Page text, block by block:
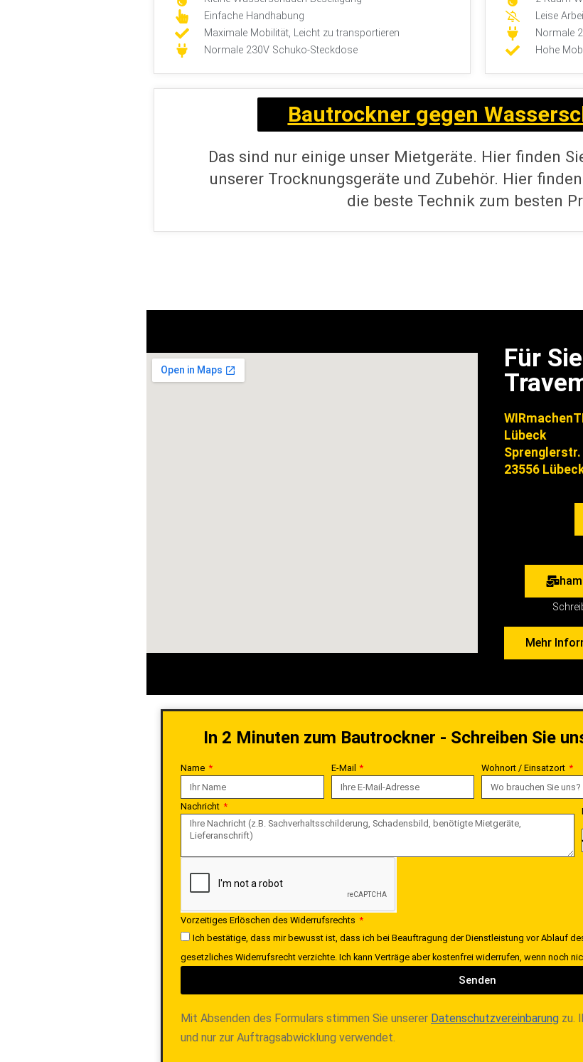
Einfache Handhabung
Maximale Mobilität, Leicht zu transportieren
Normale 230V Schuko-Steckdose
Leise
Normale
Hohe
Bautrockner gegen
Das sind nur einige unser Mietgeräte. Hier finden
unserer Trocknungsgeräte und Zubehör. Hier
die beste Technik zum besten
Für
Lübeck
Sprenglerstr.
23556
Mehr
In 2 Minuten zum Bautrockner - Schreiben Sie
Name E-Mail Wohnort / Einsatzort
Nachricht
Vorzeitiges Erlöschen des Widerrufsrechts
Ich bestätige, dass mir bewusst ist, dass ich bei Beauftragung der Dienstleistung vor Ablauf
gesetzliches Widerrufsrecht verzichte. Ich kann Verträge aber kostenfrei widerrufen, wenn noch
Senden
Mit Absenden des Formulars stimmen Sie unserer Datenschutzvereinbarung zu.
und nur zur Auftragsabwicklung verwendet.